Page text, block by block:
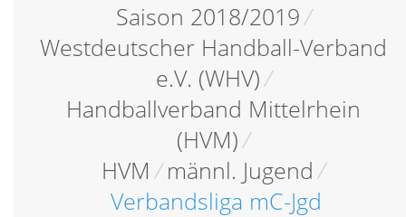
Saison 2018/2019/
Westdeutscher Handball-Verband
e.V. (WHV)/
Handballverband Mittelrhein
(HVM)/
HVM / männl. Jugend /
Verbandsliga mC-Jgd